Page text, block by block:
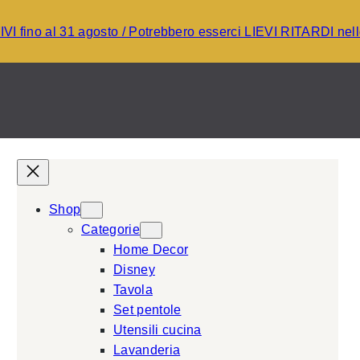
fino al 31 agosto / Potrebbero esserci LIEVI RITARDI
Shop
Categorie
Home Decor
Disney
Tavola
Set pentole
Utensili cucina
Lavanderia